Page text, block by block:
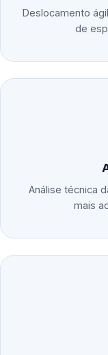
Deslocamento
de
Análise técnica
mais